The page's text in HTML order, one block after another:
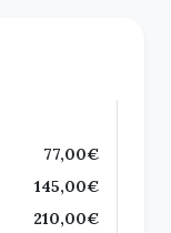
77,00€
145,00€
210,00€